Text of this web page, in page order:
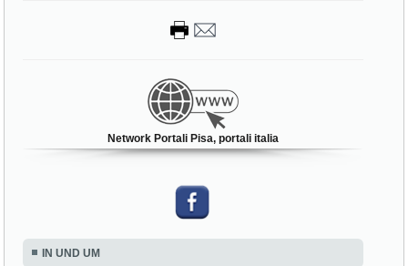
Network Portali Pisa, portali italia
IN UND UM